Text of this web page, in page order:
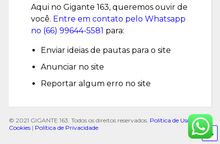
Aqui no Gigante 163, queremos ouvir de
você. Entre em contato pelo Whatsapp
no (66) 99644-5581 para:
Enviar ideias de pautas para o site
Anunciar no site
Reportar algum erro no site
© 2021 GIGANTE 163. Todos os direitos reservados. Política de Uso de
Cookies| Política de Privacidade